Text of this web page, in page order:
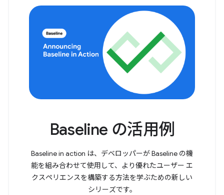
Baseline の活用例
Baseline in action は、デベロッパーが Baseline の機
能を組み合わせて使用して、より優れたユーザー エ
クスペリエンスを構築する方法を学ぶための新しい
シリーズです。